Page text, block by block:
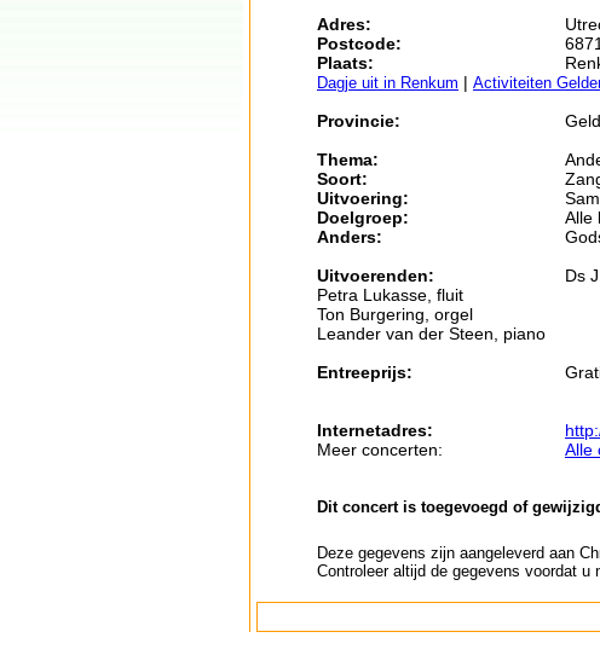
Adres:
Postcode:
Plaats:
Dagje uit in Renkum | Activiteiten
Provincie:
Thema:
Soort:
Uitvoering:
Doelgroep:
Alle
Anders:
Uitvoerenden:
Ds
Petra Lukasse, fluit
Ton Burgering, orgel
Leander van der Steen, piano
Entreeprijs:
Internetadres:
Meer concerten:
Alle
Dit concert is toegevoegd of
Deze gegevens zijn aangeleverd aan
Controleer altijd de gegevens voordat u